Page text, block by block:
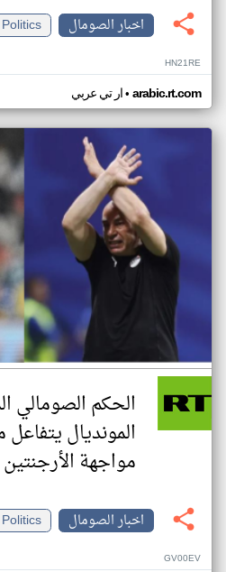
اخبار الصومال
Politics
HN21RE
ار تي عربي• arabic.rt.com
الحكم الصومالي
المونديال
مواجهة الأرجنتين
اخبار الصومال
Politics
GV00EV